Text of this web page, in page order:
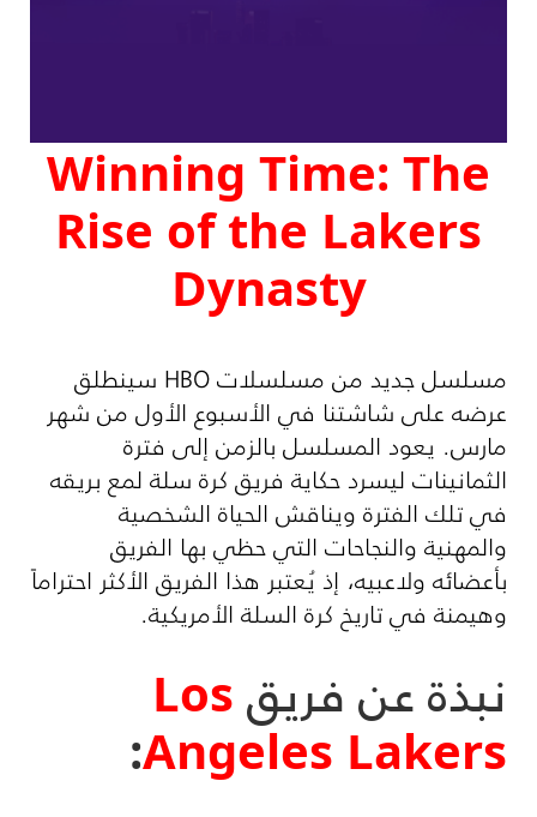
Winning Time: The
Rise of the Lakers
Dynasty
مسلسل جديد من مسلسلاتHBO سينطلق
عرضه على شاشتنا في الأسبوع الأول من شهر
مارس. يعود المسلسل بالزمن إلى فترة
الثمانينات ليسرد حكاية فريق كرة سلة لمع بريقه
في تلك الفترة ويناقش الحياة الشخصية
والمهنية والنجاحات التي حظي بها الفريق
بأعضائه ولاعبيه، إذ يُعتبر هذا الفريق الأكثر احتراماً
وهيمنة في تاريخ كرة السلة الأمريكية.
نبذة عن فريقLos
Angeles Lakers
: